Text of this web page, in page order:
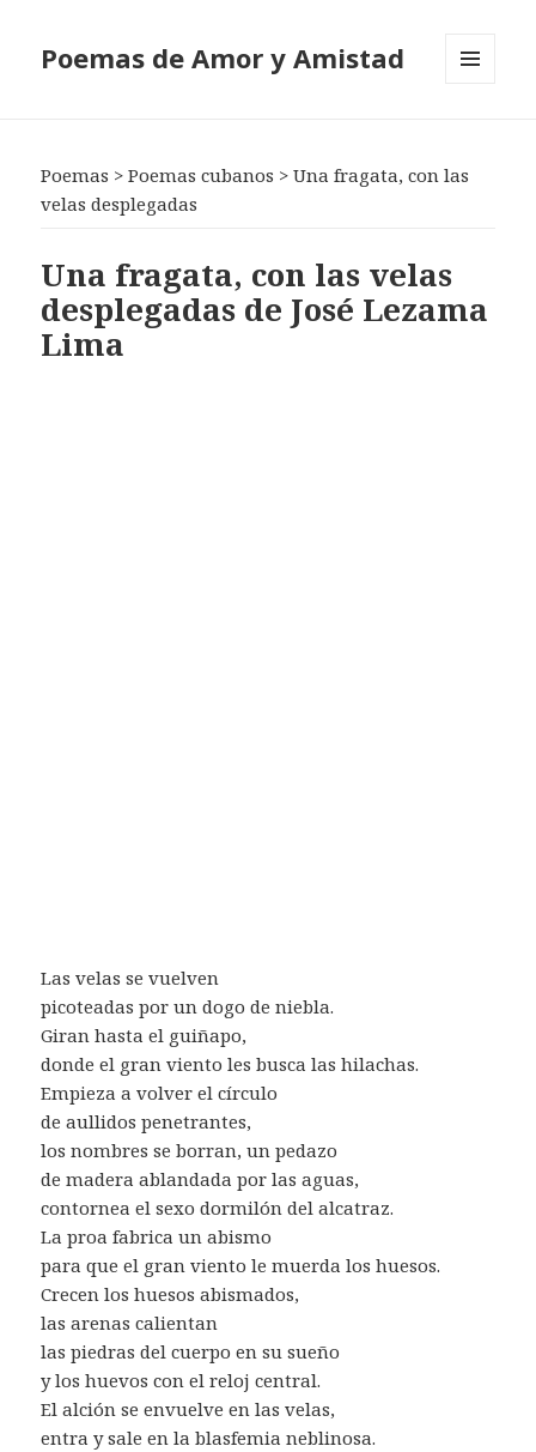
Poemas de Amor y Amistad
Poemas >Poemas cubanos >Una fragata, con las
velas desplegadas
Una fragata, con las velas
desplegadas de José Lezama
Lima
Las velas se vuelven
picoteadas por un dogo de niebla.
Giran hasta el guiñapo,
donde el gran viento les busca las hilachas.
Empieza a volver el círculo
de aullidos penetrantes,
los nombres se borran, un pedazo
de madera ablandada por las aguas,
contornea el sexo dormilón del alcatraz.
La proa fabrica un abismo
para que el gran viento le muerda los huesos.
Crecen los huesos abismados,
las arenas calientan
las piedras del cuerpo en su sueño
y los huevos con el reloj central.
El alción se envuelve en las velas,
entra y sale en la blasfemia neblinosa.